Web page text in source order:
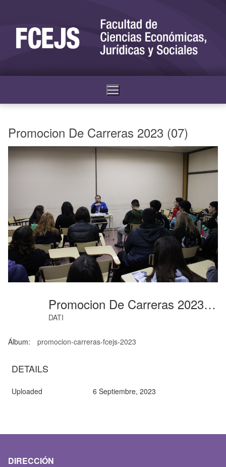
Promocion De Carreras 2023 (07)
Promocion De Carreras 2023 (07)
DATI
Álbum: promocion-carreras-fcejs-2023
DETAILS
Uploaded 6 Septiembre, 2023
DIRECCIÓN